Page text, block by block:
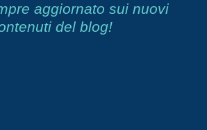
aggiornato sui nuovi
del blog!